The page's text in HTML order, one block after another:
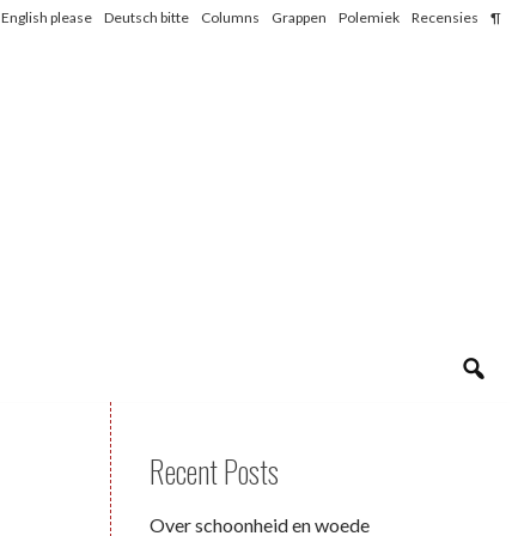
English please Deutsch bitte Columns Grappen Polemiek Recensies ¶
Recent Posts
Over schoonheid en woede